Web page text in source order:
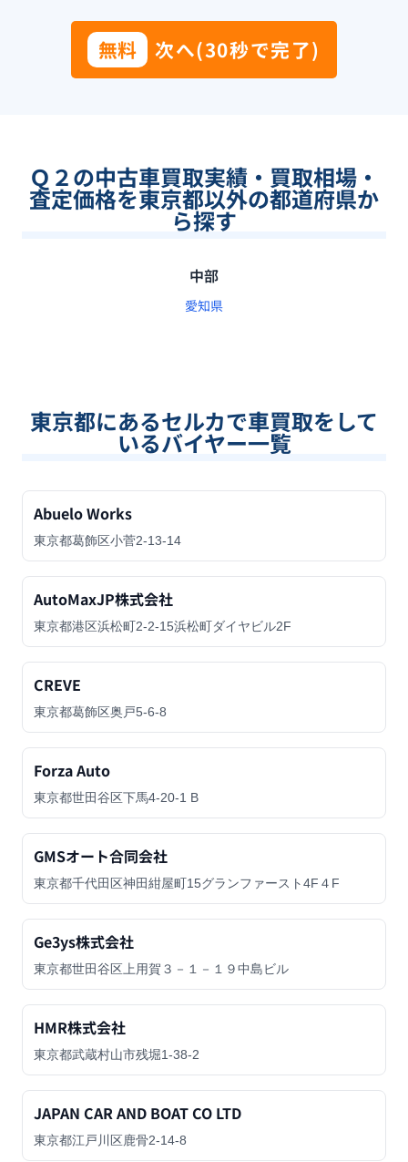
無料 次へ(30秒で完了)
Ｑ２の中古車買取実績・買取相場・
査定価格を東京都以外の都道府県か
ら探す
中部
愛知県
東京都にあるセルカで車買取をして
いるバイヤー一覧
Abuelo Works
東京都葛飾区小菅2-13-14
AutoMaxJP株式会社
東京都港区浜松町2-2-15浜松町ダイヤビル2F
CREVE
東京都葛飾区奥戸5-6-8
Forza Auto
東京都世田谷区下馬4-20-1 B
GMSオート合同会社
東京都千代田区神田紺屋町15グランファースト4F４F
Ge3ys株式会社
東京都世田谷区上用賀３－１－１９中島ビル
HMR株式会社
東京都武蔵村山市残堀1-38-2
JAPAN CAR AND BOAT CO LTD
東京都江戸川区鹿骨2-14-8